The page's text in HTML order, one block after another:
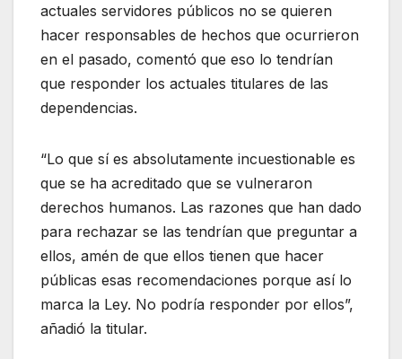
actuales servidores públicos no se quieren
hacer responsables de hechos que ocurrieron
en el pasado, comentó que eso lo tendrían
que responder los actuales titulares de las
dependencias.
“Lo que sí es absolutamente incuestionable es
que se ha acreditado que se vulneraron
derechos humanos. Las razones que han dado
para rechazar se las tendrían que preguntar a
ellos, amén de que ellos tienen que hacer
públicas esas recomendaciones porque así lo
marca la Ley. No podría responder por ellos”,
añadió la titular.